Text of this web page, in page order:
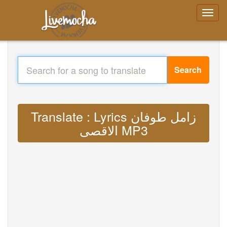
Search
Translate : Lyrics زامل طوفان
الاقصى MP3